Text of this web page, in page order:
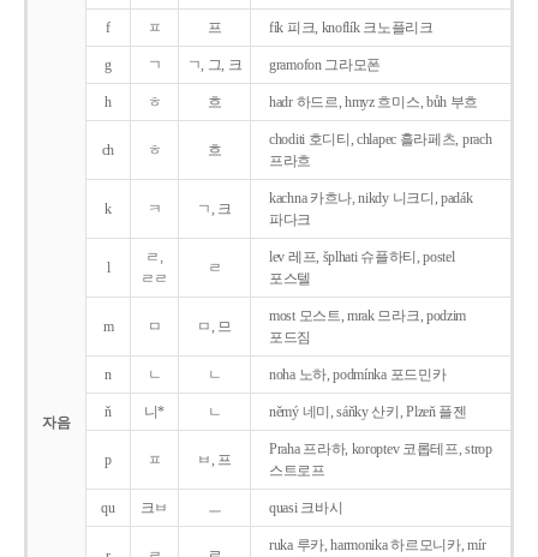
자음
f ㅍ 프 fík 피크, knoflík 크노플리크
g ㄱ ㄱ, 그, 크 gramofon 그라모폰
h ㅎ 흐 hadr 하드르, hmyz 흐미스, bůh 부흐
ch ㅎ 흐
choditi 호디티, chlapec 흘라페츠, prach
프라흐
k ㅋ ㄱ, 크
kachna 카흐나, nikdy 니크디, padák
파다크
l
ㄹ,
ㄹㄹ
ㄹ
lev 레프, šplhati 슈플하티, postel
포스텔
m ㅁ ㅁ, 므
most 모스트, mrak 므라크, podzim
포드짐
n ㄴ ㄴ noha 노하, podmínka 포드민카
ň 니* ㄴ němý 네미, sáňky 산키, Plzeň 플젠
p ㅍ ㅂ, 프
Praha 프라하, koroptev 코롭테프, strop
스트로프
qu 크ㅂ ㅡ quasi 크바시
ruka 루카, harmonika 하르모니카, mír